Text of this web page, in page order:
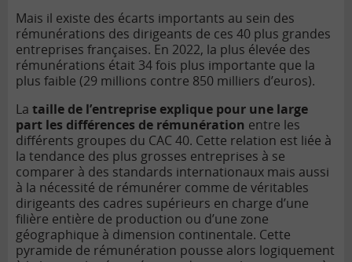
Mais il existe des écarts importants au sein des
rémunérations des dirigeants de ces 40 plus grandes
entreprises françaises. En 2022, la plus élevée des
rémunérations était 34 fois plus importante que la
plus faible (29 millions contre 850 milliers d’euros).
La taille de l’entreprise explique pour une large
part les différences de rémunération entre les
différents groupes du CAC 40. Cette relation est liée à
la tendance des plus grosses entreprises à se
comparer à des standards internationaux mais aussi
à la nécessité de rémunérer comme de véritables
dirigeants des cadres supérieurs en charge d’une
filière entière de production ou d’une zone
géographique à dimension continentale. Cette
pyramide de rémunération pousse alors logiquement